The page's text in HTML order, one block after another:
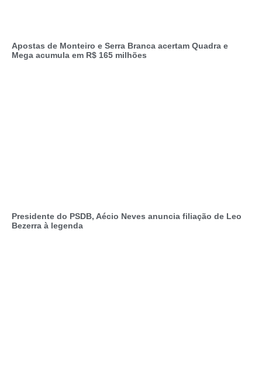
Apostas de Monteiro e Serra Branca acertam Quadra e
Mega acumula em R$ 165 milhões
Presidente do PSDB, Aécio Neves anuncia filiação de Leo
Bezerra à legenda